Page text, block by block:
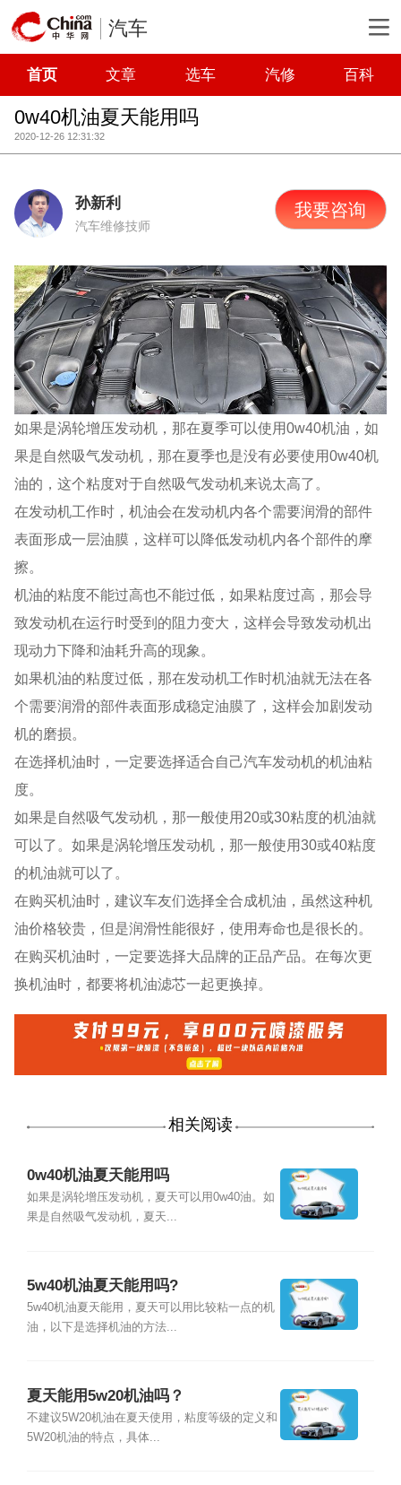
汽车
首页 文章 选车 汽修 百科
0w40机油夏天能用吗
2020-12-26 12:31:32
孙新利
汽车维修技师
我要咨询
如果是涡轮增压发动机，那在夏季可以使用0w40机油，如
果是自然吸气发动机，那在夏季也是没有必要使用0w40机
油的，这个粘度对于自然吸气发动机来说太高了。
在发动机工作时，机油会在发动机内各个需要润滑的部件
表面形成一层油膜，这样可以降低发动机内各个部件的摩
擦。
机油的粘度不能过高也不能过低，如果粘度过高，那会导
致发动机在运行时受到的阻力变大，这样会导致发动机出
现动力下降和油耗升高的现象。
如果机油的粘度过低，那在发动机工作时机油就无法在各
个需要润滑的部件表面形成稳定油膜了，这样会加剧发动
机的磨损。
在选择机油时，一定要选择适合自己汽车发动机的机油粘
度。
如果是自然吸气发动机，那一般使用20或30粘度的机油就
可以了。如果是涡轮增压发动机，那一般使用30或40粘度
的机油就可以了。
在购买机油时，建议车友们选择全合成机油，虽然这种机
油价格较贵，但是润滑性能很好，使用寿命也是很长的。
在购买机油时，一定要选择大品牌的正品产品。在每次更
换机油时，都要将机油滤芯一起更换掉。
相关阅读
0w40机油夏天能用吗
如果是涡轮增压发动机，夏天可以用0w40油。如
果是自然吸气发动机，夏天...
5w40机油夏天能用吗?
5w40机油夏天能用，夏天可以用比较粘一点的机
油，以下是选择机油的方法...
夏天能用5w20机油吗？
不建议5W20机油在夏天使用，粘度等级的定义和
5W20机油的特点，具体...